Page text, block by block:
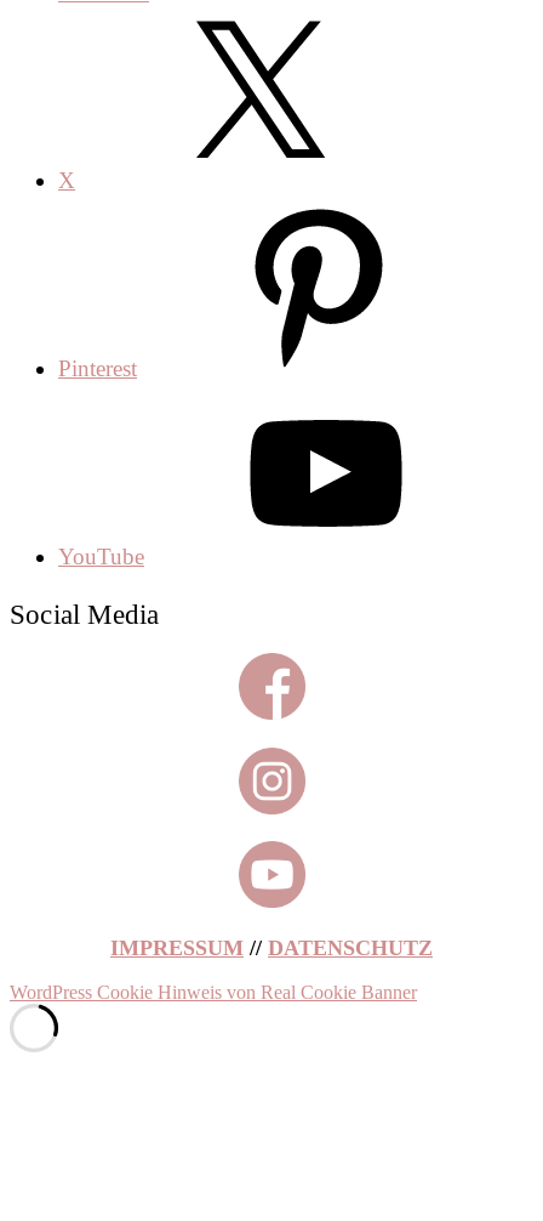
X
Pinterest
YouTube
Social Media
IMPRESSUM // DATENSCHUTZ
WordPress Cookie Hinweis von Real Cookie Banner